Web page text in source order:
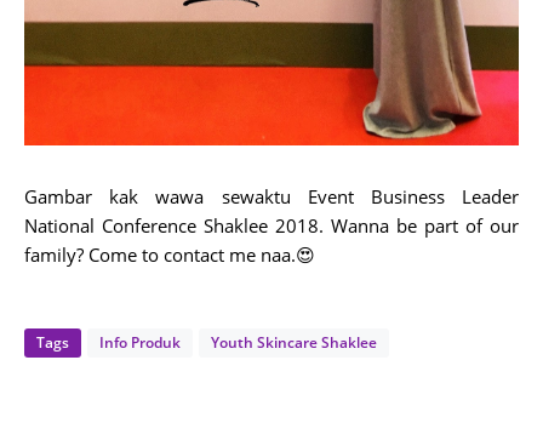
Gambar kak wawa sewaktu Event Business Leader
National Conference Shaklee 2018. Wanna be part of our
family? Come to contact me naa.😍
Tags Info Produk Youth Skincare Shaklee